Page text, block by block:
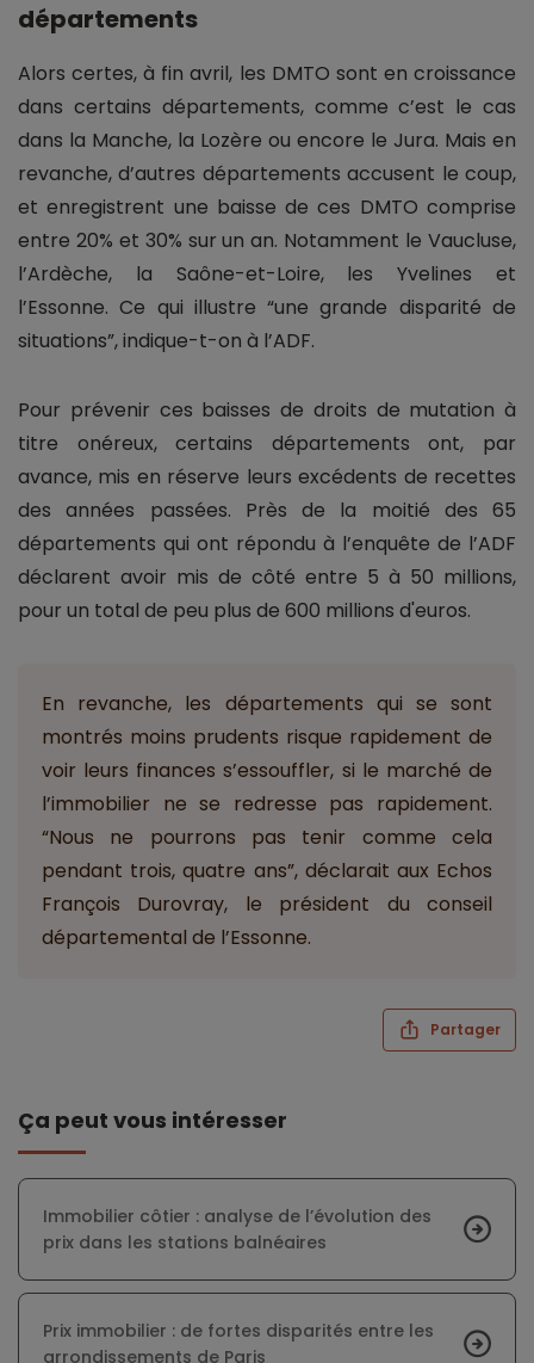
départements
Alors certes, à fin avril, les DMTO sont en croissance
dans certains départements, comme c’est le cas
dans la Manche, la Lozère ou encore le Jura. Mais en
revanche, d’autres départements accusent le coup,
et enregistrent une baisse de ces DMTO comprise
entre 20% et 30% sur un an. Notamment le Vaucluse,
l’Ardèche, la Saône-et-Loire, les Yvelines et
l’Essonne. Ce qui illustre “une grande disparité de
situations”, indique-t-on à l’ADF.
Pour prévenir ces baisses de droits de mutation à
titre onéreux, certains départements ont, par
avance, mis en réserve leurs excédents de recettes
des années passées. Près de la moitié des 65
départements qui ont répondu à l’enquête de l’ADF
déclarent avoir mis de côté entre 5 à 50 millions,
pour un total de peu plus de 600 millions d'euros.
En revanche, les départements qui se sont
montrés moins prudents risque rapidement de
voir leurs finances s’essouffler, si le marché de
l’immobilier ne se redresse pas rapidement.
“Nous ne pourrons pas tenir comme cela
pendant trois, quatre ans”, déclarait aux Echos
François Durovray, le président du conseil
départemental de l’Essonne.
Partager
Ça peut vous intéresser
Immobilier côtier : analyse de l’évolution des
prix dans les stations balnéaires
Prix immobilier : de fortes disparités entre les
arrondissements de Paris